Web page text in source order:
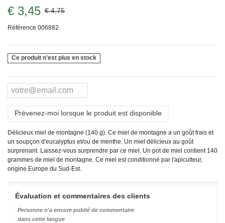
€ 3,45 € 4,75
Référence 006882
Ce produit n'est plus en stock
Prévenez-moi lorsque le produit est disponible
Délicieux miel de montagne (140 g). Ce miel de montagne a un goût frais et
un soupçon d'eucalyptus et/ou de menthe. Un miel délicieux au goût
surprenant. Laissez-vous surprendre par ce miel. Un pot de miel contient 140
grammes de miel de montagne. Ce miel est conditionné par l'apiculteur,
origine Europe du Sud-Est.
Évaluation et commentaires des clients
Personne n'a encore publié de commentaire
dans cette langue